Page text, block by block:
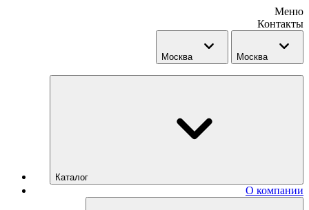
Меню
Контакты
Москва Москва
Каталог
О компании